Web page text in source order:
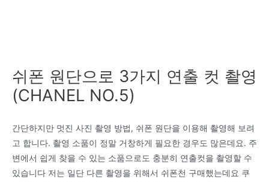
쉬폰 원단으로 3가지 연출 컷 촬영
(CHANEL NO.5)
간단하지만 멋진 사진 촬영 방법, 쉬폰 원단을 이용해 촬영해 보려
고 합니다. 촬영 소품이 정말 거창하게 필요한 경우도 많은데요. 주
변에서 쉽게 찾을 수 있는 소품으로도 충분히 연출컷을 촬영할 수
있습니다 저는 일단 다른 촬영을 위해서 쉬폰천 구매했는데요 쿠